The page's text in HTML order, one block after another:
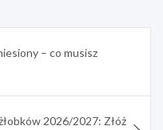
– co musisz
2026/2027: Złóż